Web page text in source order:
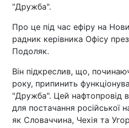
"Дружба".
Про це під час ефіру на
радник керівника Офісу
Подоляк.
Він підкреслив, що,
року, припинить
"Дружба". Цей нафтопровід
для постачання російської
як Словаччина, Чехія та